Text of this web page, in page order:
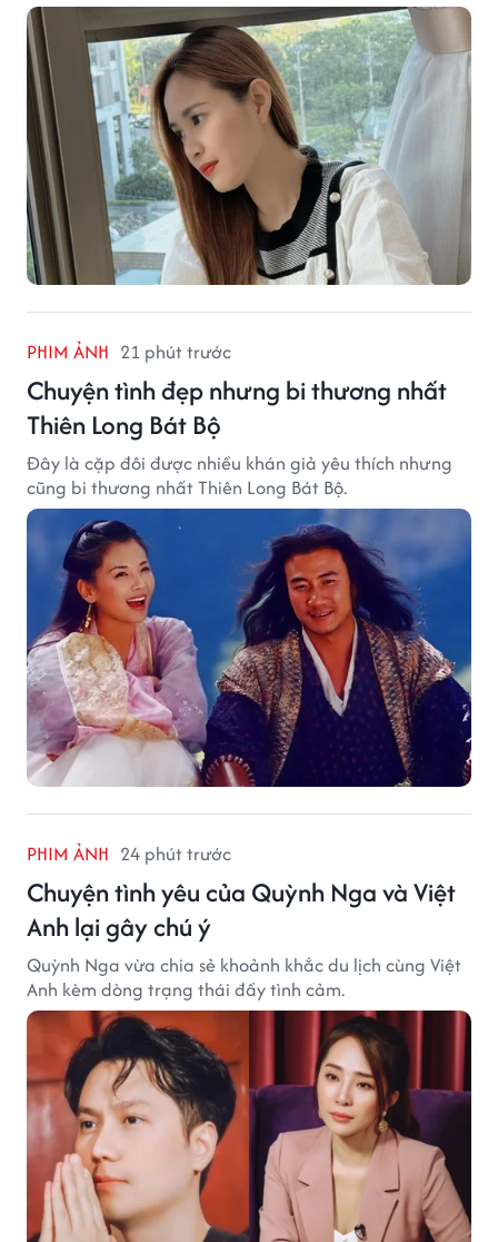
PHIM ẢNH 21 phút trước
Chuyện tình đẹp nhưng bi thương nhất
Thiên Long Bát Bộ
Đây là cặp đôi được nhiều khán giả yêu thích nhưng
cũng bi thương nhất Thiên Long Bát Bộ.
PHIM ẢNH 24 phút trước
Chuyện tình yêu của Quỳnh Nga và Việt
Anh lại gây chú ý
Quỳnh Nga vừa chia sẻ khoảnh khắc du lịch cùng Việt
Anh kèm dòng trạng thái đầy tình cảm.